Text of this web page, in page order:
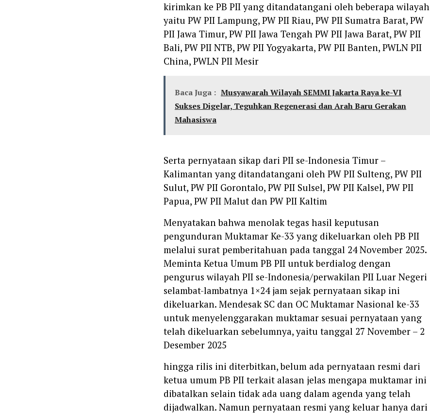
kirimkan ke PB PII yang ditandatangani oleh beberapa wilayah
yaitu PW PII Lampung, PW PII Riau, PW PII Sumatra Barat, PW
PII Jawa Timur, PW PII Jawa Tengah PW PII Jawa Barat, PW PII
Bali, PW PII NTB, PW PII Yogyakarta, PW PII Banten, PWLN PII
China, PWLN PII Mesir
Baca Juga : Musyawarah Wilayah SEMMI Jakarta Raya ke-VI
Sukses Digelar, Teguhkan Regenerasi dan Arah Baru Gerakan
Mahasiswa
Serta pernyataan sikap dari PII se-Indonesia Timur –
Kalimantan yang ditandatangani oleh PW PII Sulteng, PW PII
Sulut, PW PII Gorontalo, PW PII Sulsel, PW PII Kalsel, PW PII
Papua, PW PII Malut dan PW PII Kaltim
Menyatakan bahwa menolak tegas hasil keputusan
pengunduran Muktamar Ke-33 yang dikeluarkan oleh PB PII
melalui surat pemberitahuan pada tanggal 24 November 2025.
Meminta Ketua Umum PB PII untuk berdialog dengan
pengurus wilayah PII se-Indonesia/perwakilan PII Luar Negeri
selambat-lambatnya 1×24 jam sejak pernyataan sikap ini
dikeluarkan. Mendesak SC dan OC Muktamar Nasional ke-33
untuk menyelenggarakan muktamar sesuai pernyataan yang
telah dikeluarkan sebelumnya, yaitu tanggal 27 November – 2
Desember 2025
hingga rilis ini diterbitkan, belum ada pernyataan resmi dari
ketua umum PB PII terkait alasan jelas mengapa muktamar ini
dibatalkan selain tidak ada uang dalam agenda yang telah
dijadwalkan. Namun pernyataan resmi yang keluar hanya dari